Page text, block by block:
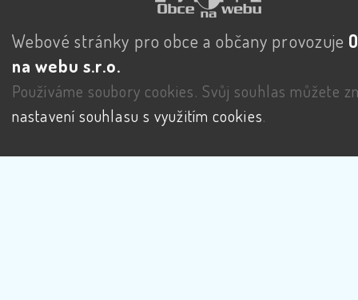
Webové stránky pro obce a občany provozuje
na webu s.r.o.
Používáme soubory cookies. Svůj souhlas můžete
nastavení souhlasu s využitím cookies.